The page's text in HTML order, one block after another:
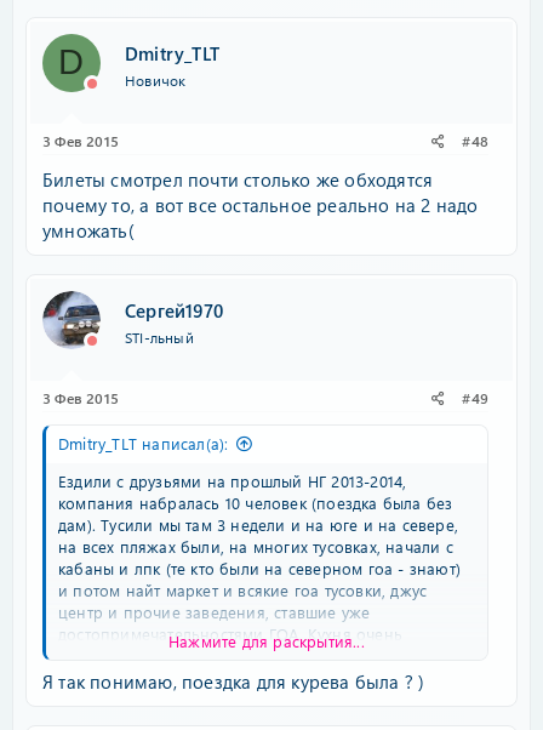
D Dmitry_TLT
Новичок
3 Фев 2015 #48
Билеты смотрел почти столько же обходятся
почему то, а вот все остальное реально на 2 надо
умножать(
Сергей1970
STI-льный
3 Фев 2015 #49
Dmitry_TLT написал(а):
Ездили с друзьями на прошлый НГ 2013-2014,
компания набралась 10 человек (поездка была без
дам). Тусили мы там 3 недели и на юге и на севере,
на всех пляжах были, на многих тусовках, начали с
кабаны и лпк (те кто были на северном гоа - знают)
и потом найт маркет и всякие гоа тусовки, джус
центр и прочие заведения, ставшие уже
достопримечательностями ГОА. Кухня очень
понравилась, да вобщем то почти все понравилось
кроме грязи, но на нее как то сделана была скидка)
Съезжу еще разок туда это точно. Но хотя такой
Нажмите для раскрытия...
Я так понимаю, поездка для курева была ? )